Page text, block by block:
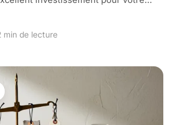
votre […]
min de lecture